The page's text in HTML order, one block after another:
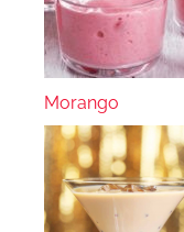
Morango